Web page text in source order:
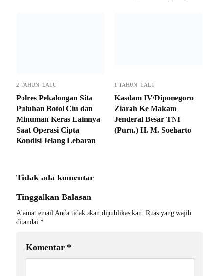
2 TAHUN LALU
Polres Pekalongan Sita
Puluhan Botol Ciu dan
Minuman Keras Lainnya
Saat Operasi Cipta
Kondisi Jelang Lebaran
1 TAHUN LALU
Kasdam IV/Diponegoro
Ziarah Ke Makam
Jenderal Besar TNI
(Purn.) H. M. Soeharto
Tidak ada komentar
Tinggalkan Balasan
Alamat email Anda tidak akan dipublikasikan. Ruas yang wajib
ditandai *
Komentar *